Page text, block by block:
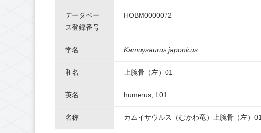
データベー
ス登録番号
HOBM0000072
学名 Kamuysaurus japonicus
和名 上腕骨（左）01
英名 humerus, L01
名称 カムイサウルス（むかわ竜）上腕骨（左）01